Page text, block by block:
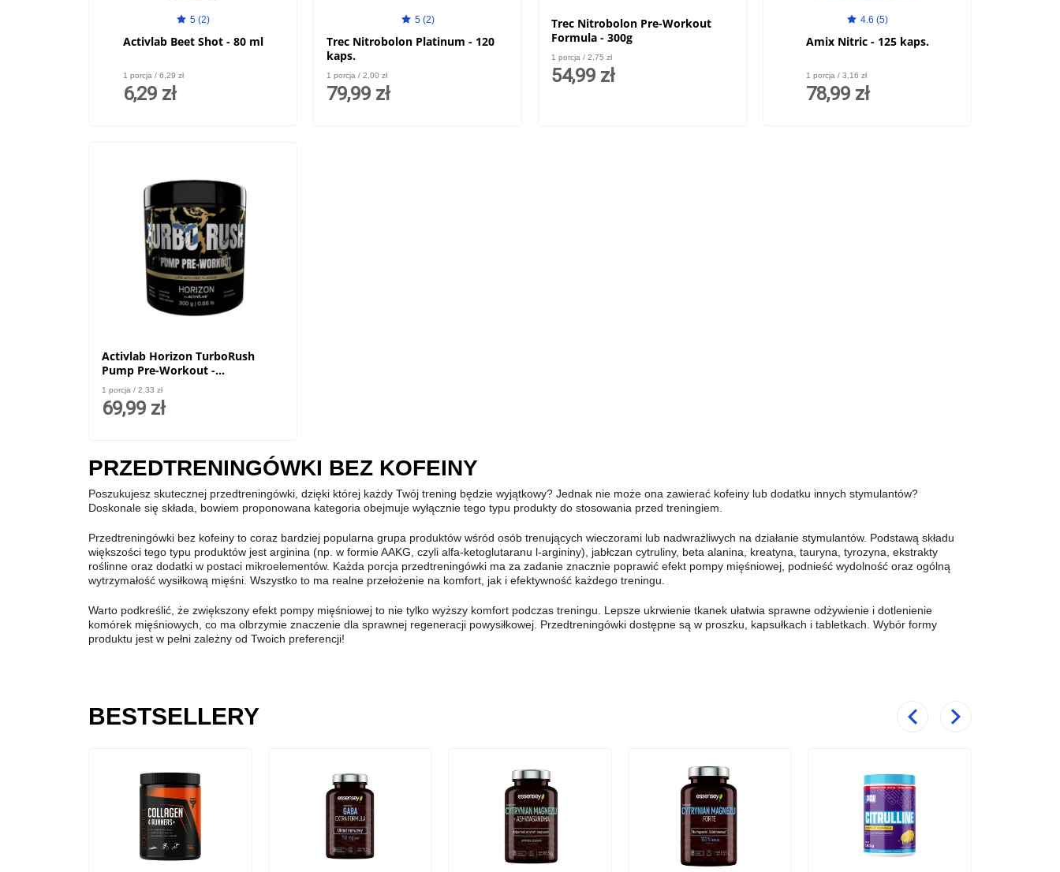
5 (2)
Activlab Beet Shot - 80 ml
1 porcja / 6,29 zł
6,29 zł
5 (2)
Trec Nitrobolon Platinum - 120
kaps.
1 porcja / 2,00 zł
79,99 zł
Trec Nitrobolon Pre-Workout
Formula - 300g
1 porcja / 2,75 zł
54,99 zł
4.6 (5)
Amix Nitric - 125 kaps.
1 porcja / 3,16 zł
78,99 zł
Activlab Horizon TurboRush
Pump Pre-Workout -
przedtreningówka bez kofeiny -
300g
1 porcja / 2,33 zł
69,99 zł
PRZEDTRENINGÓWKI BEZ KOFEINY
Poszukujesz skutecznej przedtreningówki, dzięki której każdy Twój trening będzie wyjątkowy? Jednak nie może ona zawierać kofeiny lub dodatku innych stymulantów?
Doskonale się składa, bowiem proponowana kategoria obejmuje wyłącznie tego typu produkty do stosowania przed treningiem.
Przedtreningówki bez kofeiny to coraz bardziej popularna grupa produktów wśród osób trenujących wieczorami lub nadwrażliwych na działanie stymulantów. Podstawą składu
większości tego typu produktów jest arginina (np. w formie AAKG, czyli alfa-ketoglutaranu l-argininy), jabłczan cytruliny, beta alanina, kreatyna, tauryna, tyrozyna, ekstrakty
roślinne oraz dodatki w postaci mikroelementów. Każda porcja przedtreningówki ma za zadanie znacznie poprawić efekt pompy mięśniowej, podnieść wydolność oraz ogólną
wytrzymałość wysiłkową mięśni. Wszystko to ma realne przełożenie na komfort, jak i efektywność każdego treningu.
Warto podkreślić, że zwiększony efekt pompy mięśniowej to nie tylko wyższy komfort podczas treningu. Lepsze ukrwienie tkanek ułatwia sprawne odżywienie i dotlenienie
komórek mięśniowych, co ma olbrzymie znaczenie dla sprawnej regeneracji powysiłkowej. Przedtreningówki dostępne są w proszku, kapsułkach i tabletkach. Wybór formy
produktu jest w pełni zależny od Twoich preferencji!
BESTSELLERY PoprzedniNastępny